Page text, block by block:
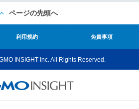
ページの先頭へ
利用規約 免責事項
INSIGHT Inc. All Rights Reserved.